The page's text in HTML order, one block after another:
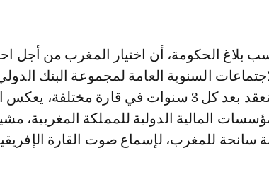
بلاغ الحكومة، أن اختيار المغرب من أجل
السنوية العامة لمجموعة البنك
النقد الدولي، والتي تنعقد بعد كل 3 سنوات في قارة مختلفة،
المالية الدولية للمملكة المغربية،
سانحة للمغرب، لإسماع صوت القارة